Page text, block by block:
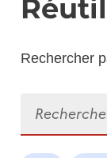
Rechercher